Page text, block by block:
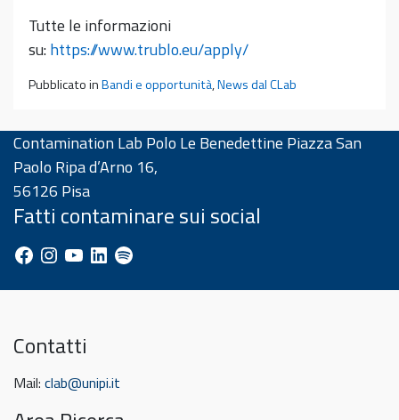
Tutte le informazioni
su:https://www.trublo.eu/apply/
Pubblicato inBandi e opportunità,News dal CLab
Contamination Lab Polo Le Benedettine Piazza San
Paolo Ripa d’Arno 16,
56126 Pisa
Fatti contaminare sui social
Facebook
Instagram
YouTube
LinkedInSpotify
Contatti
Mail: clab@unipi.it